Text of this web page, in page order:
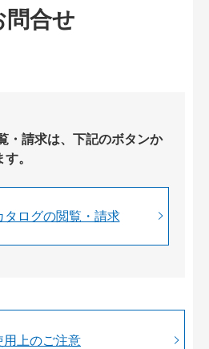
問合せ
・請求は、下記のボタンか
。
タログの閲覧・請求
用上のご注意